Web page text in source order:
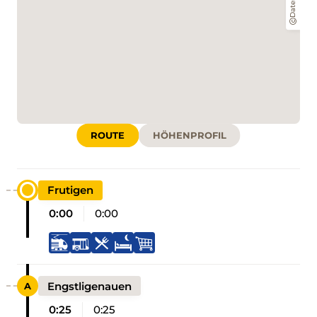
Daten:
ROUTE HÖHENPROFIL
Frutigen
0:00
0:00
Engstligenauen
0:25
0:25